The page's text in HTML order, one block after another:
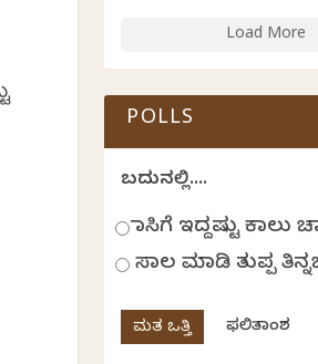
Load More
POLLS
ಬದುಕಿನಲ್ಲಿ....
ಹಾಸಿಗೆ ಇದ್ದಷ್ಟು ಕಾಲು
ಸಾಲ ಮಾಡಿ ತುಪ್ಪ
ಫಲಿತಾಂಶ